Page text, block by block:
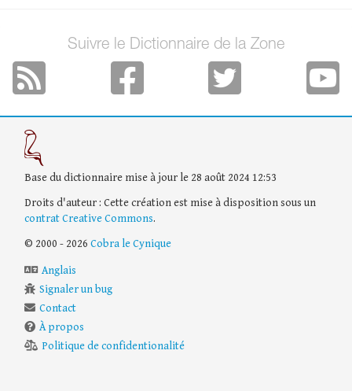
Suivre le Dictionnaire de la Zone
Base du dictionnaire mise à jour le 28 août 2024 12:53
Droits d'auteur : Cette création est mise à disposition sous un
contrat Creative Commons.
© 2000 - 2026 Cobra le Cynique
Anglais
Signaler un bug
Contact
À propos
Politique de confidentionalité